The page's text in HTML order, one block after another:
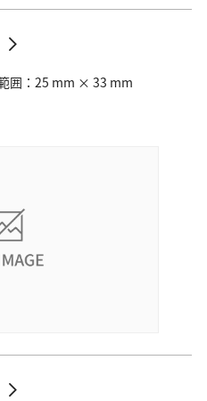
囲：25 mm × 33 mm